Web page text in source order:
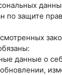
по защите
данные о